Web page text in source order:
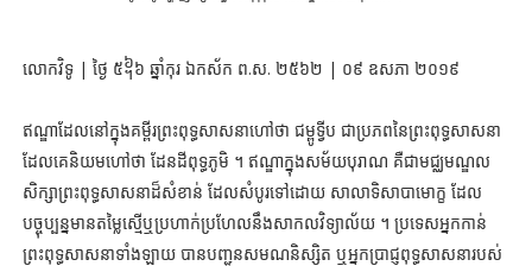
លោកវិទូ | ថ្ងៃ ៥᧦៦ ឆ្នាំកុរ ឯកស័ក ព.ស. ២៥៦២ | ០៩ ឧសភា ២០១៩
ឥណ្ឌាដែលនៅក្នុងគម្ពីរព្រះពុទ្ធសាសនាហៅថា ជម្ពូទ្វីប ជាប្រភពនៃព្រះពុទ្ធសាសនា
ដែលគេនិយមហៅថា ដែនដីពុទ្ធភូមិ ។ ឥណ្ឌាក្នុងសម័យបុរាណ គឺជាមជ្ឈមណ្ឌល
សិក្សាព្រះពុទ្ធសាសនាដ៏សំខាន់ ដែលសំបូរទៅដោយ សាលាទិសាបាមោក្ខ ដែល
បច្ចុប្បន្នមានតម្លៃស្មើឬប្រហាក់ប្រហែលនឹងសាកលវិទ្យាល័យ ។ ប្រទេសអ្នកកាន់
ព្រះពុទ្ធសាសនាទាំងឡាយ បានបញ្ជូនសមណនិស្សិត ឬអ្នកប្រាជ្ញពុទ្ធសាសនារបស់